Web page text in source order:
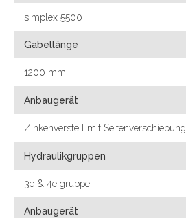
simplex 5500
Gabellänge
1200 mm
Anbaugerät
Zinkenverstell mit Seitenverschiebung
Hydraulikgruppen
3e & 4e gruppe
Anbaugerät